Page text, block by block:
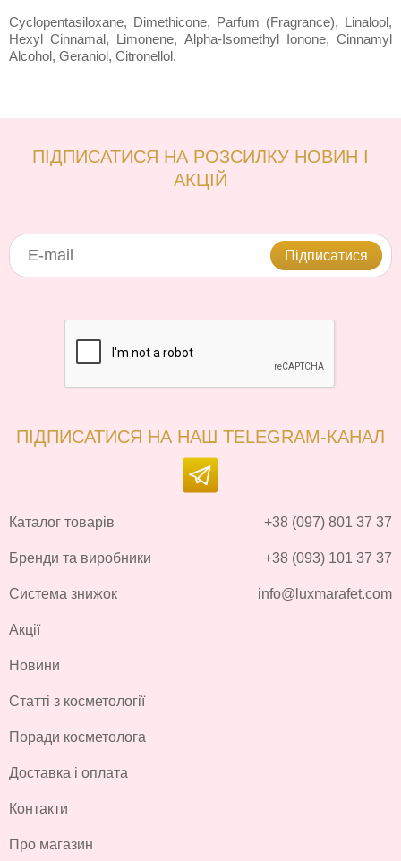
Cyclopentasiloxane, Dimethicone, Parfum (Fragrance), Linalool,
Hexyl Cinnamal, Limonene, Alpha-Isomethyl Ionone, Cinnamyl
Alcohol, Geraniol, Citronellol.
ПІДПИСАТИСЯ НА РОЗСИЛКУ НОВИН І
АКЦІЙ
Підписатися
ПІДПИСАТИСЯ НА НАШ TELEGRAM-КАНАЛ
Каталог товарів
Бренди та виробники
Система знижок
Акції
Новини
Статті з косметології
Поради косметолога
Доставка і оплата
Контакти
Про магазин
+38 (097) 801 37 37
+38 (093) 101 37 37
info@luxmarafet.com